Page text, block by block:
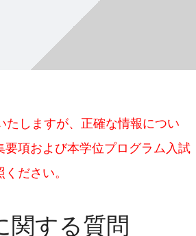
ーダー挨拶
編成方針
の方針
たしますが、正確な情報につい
要項および本学位プログラム入試
ださい。
関する質問